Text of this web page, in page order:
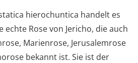
hierochuntica handelt es
echte Rose von Jericho, die auch
Marienrose, Jerusalemrose
bekannt ist. Sie ist der